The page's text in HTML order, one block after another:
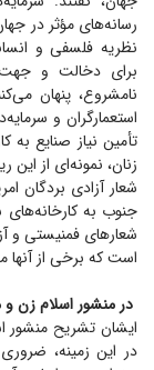
رسانه‌های مؤثر در
نظریه فلسفی و
برای دخالت و
نامشروع، پنهان
استعمارگران و
تأمین نیاز صنایع
زنان، نمونه‌ای از
شعار آزادی بردگان
جنوب به
شعار‌های فمنیستی و
است که برخی از
در منشور اسلام زن
ایشان تشریح منشور
در این زمینه،